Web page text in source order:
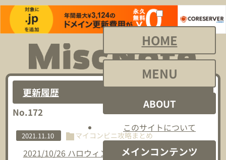
HOME
MENU
ABOUT
このサイトについて
メインコンテンツ
更新履歴
No.172
2021.11.10 マイコンビニ攻略まとめ
2021/10/26 ハロウィンテーマ復刻アップデート